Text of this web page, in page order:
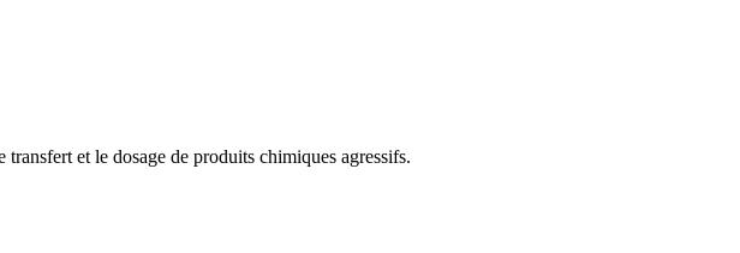
et le dosage de produits chimiques agressifs.